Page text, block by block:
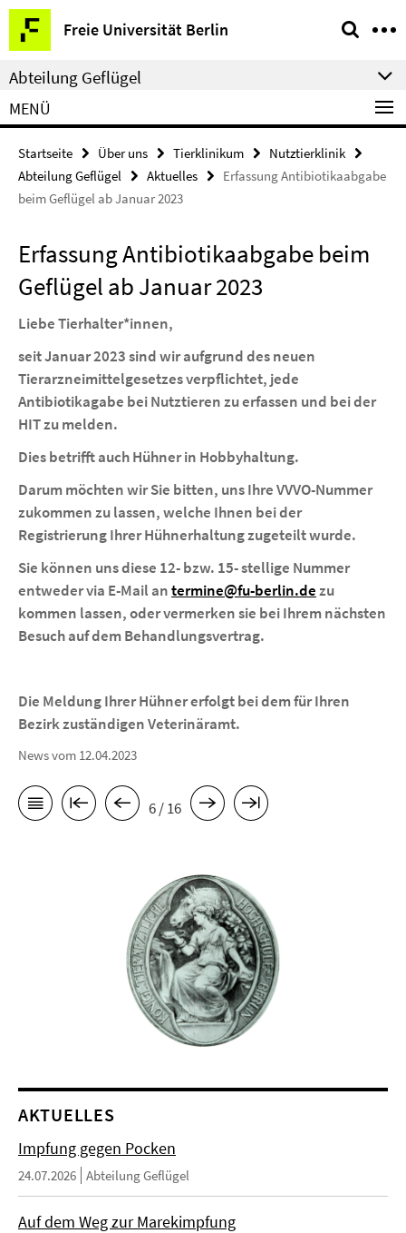
Springe
direkt
zu
Inhalt
Freie Universität Berlin
Service-
Navigation
Abteilung Geflügel
MENÜ
Startseite Über uns Tierklinikum
Nutztierklinik
Abteilung Geflügel
Aktuelles
Erfassung Antibiotikaabgabe
beim Geflügel ab Januar 2023
Erfassung Antibiotikaabgabe beim
Geflügel ab Januar 2023
Liebe Tierhalter*innen,
seit Januar 2023 sind wir aufgrund des neuen
Tierarzneimittelgesetzes verpflichtet, jede
Antibiotikagabe bei Nutztieren zu erfassen und bei der
HIT zu melden.
Dies betrifft auch Hühner in Hobbyhaltung.
Darum möchten wir Sie bitten, uns Ihre VVVO-Nummer
zukommen zu lassen, welche Ihnen bei der
Registrierung Ihrer Hühnerhaltung zugeteilt wurde.
Sie können uns diese 12- bzw. 15- stellige Nummer
entweder via E-Mail antermine@fu-berlin.dezu
kommen lassen, oder vermerken sie bei Ihrem nächsten
Besuch auf dem Behandlungsvertrag.
Die Meldung Ihrer Hühner erfolgt bei dem für Ihren
Bezirk zuständigen Veterinäramt.
News vom 12.04.2023
6 / 16
AKTUELLES
Impfung gegen Pocken
24.07.2026 Abteilung Geflügel
Auf dem Weg zur Marekimpfung